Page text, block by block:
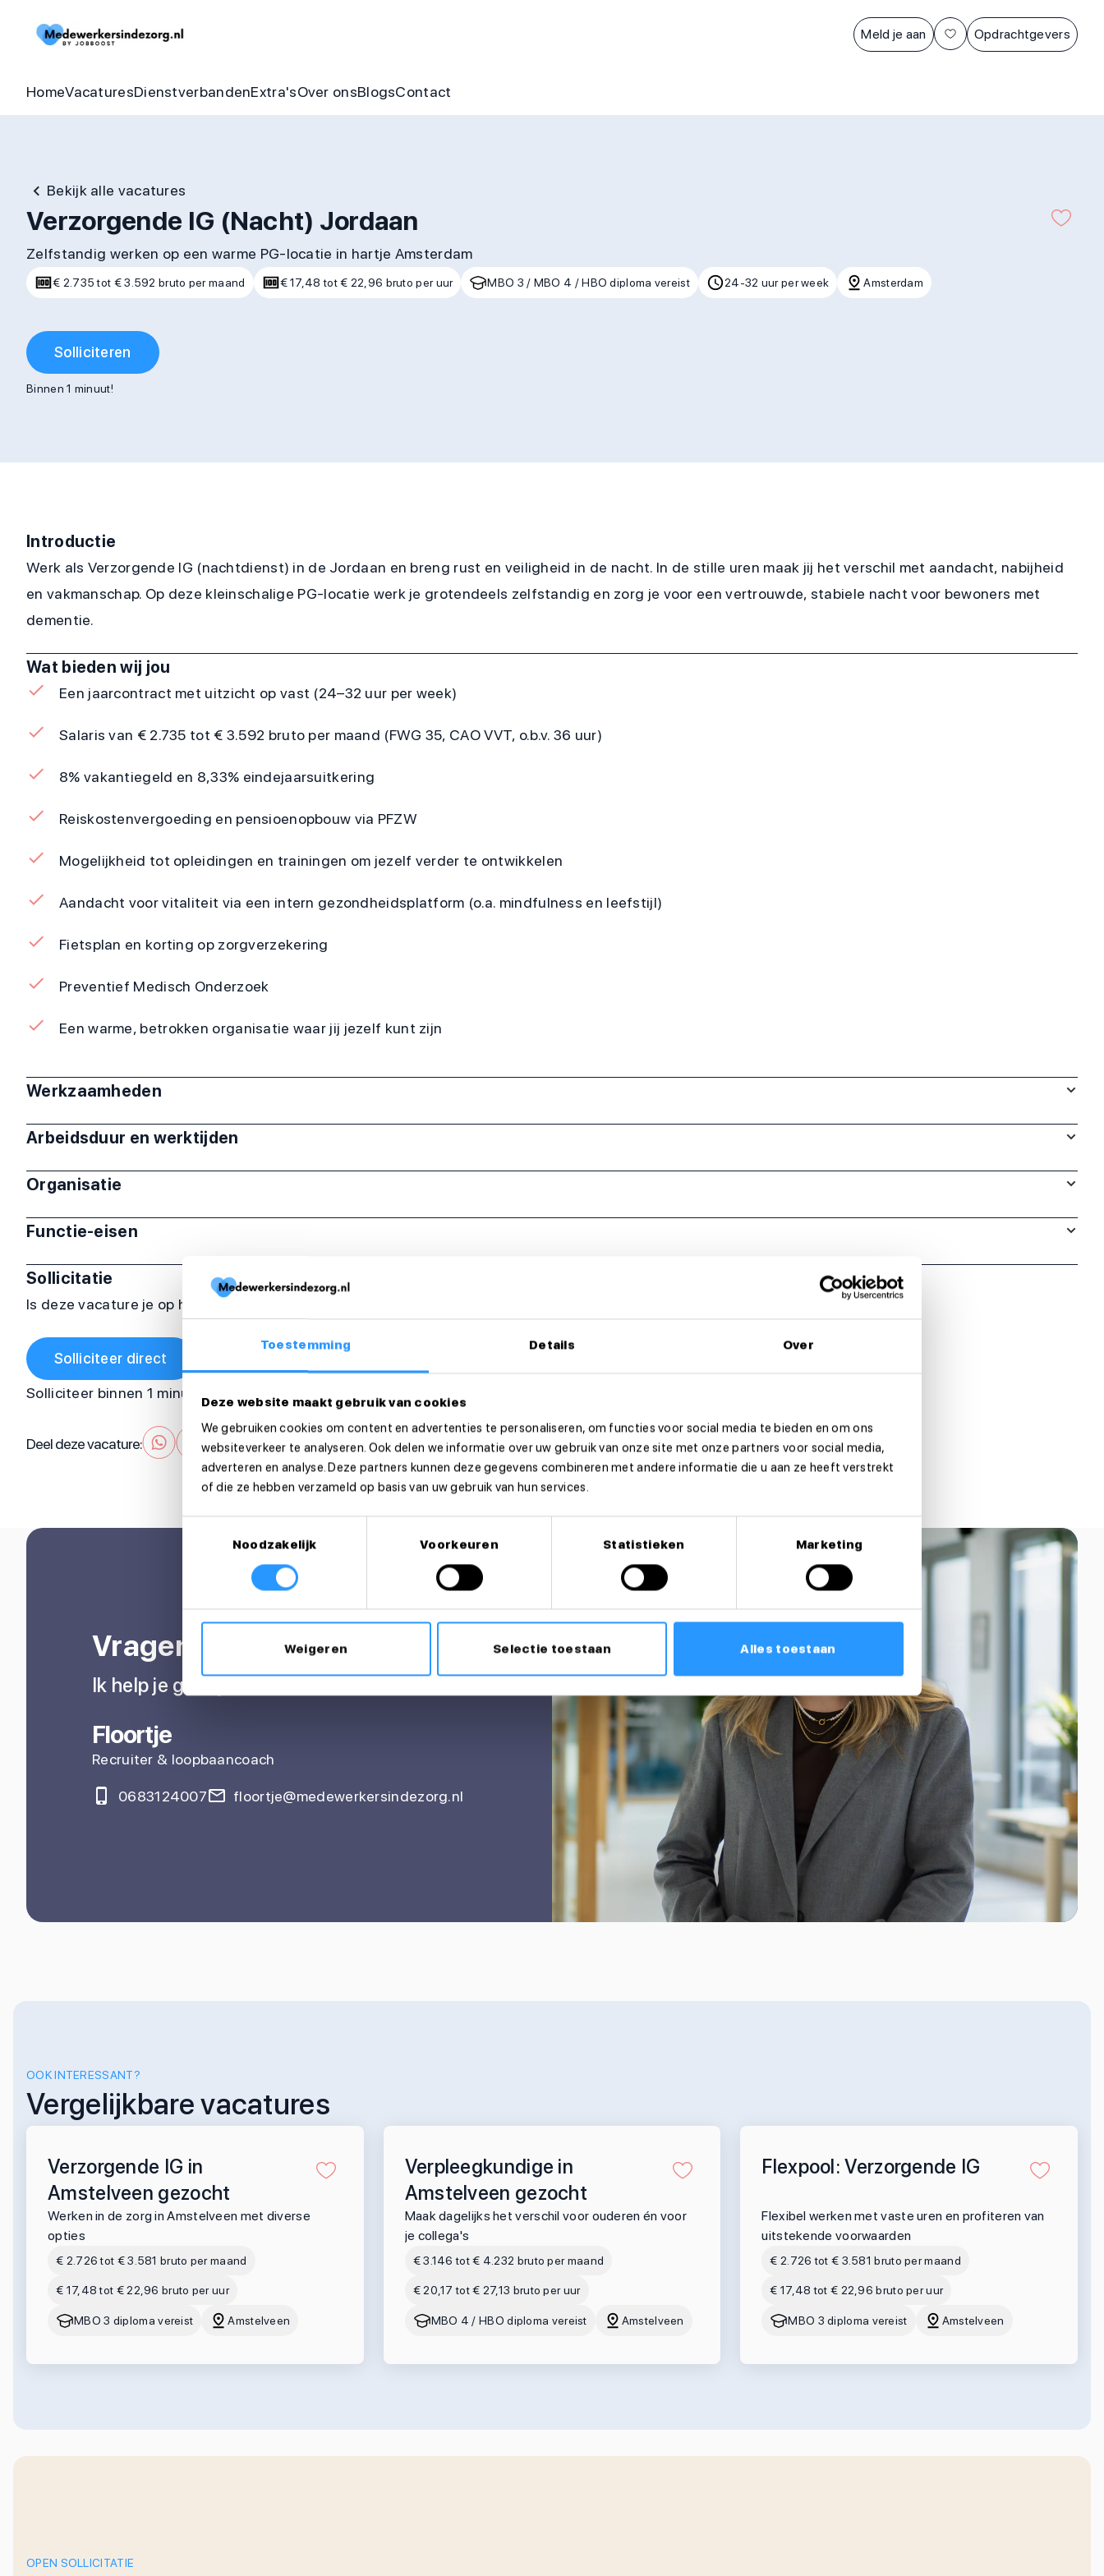
Toestemming Details Over
Deze website maakt gebruik van cookies
We gebruiken cookies om content en advertenties te personaliseren, om functies voor social media te bieden en om ons
websiteverkeer te analyseren. Ook delen we informatie over uw gebruik van onze site met onze partners voor social media,
adverteren en analyse. Deze partners kunnen deze gegevens combineren met andere informatie die u aan ze heeft verstrekt
of die ze hebben verzameld op basis van uw gebruik van hun services.
Toestemmingsselectie
Noodzakelijk
Voorkeuren Statistieken Marketing
Weigeren Selectie toestaan Alles toestaan
Meld je aan Opdrachtgevers
HomeVacatures
Begeleider vacatures
Thuishulp vacatures
Dienstverbanden
Detachering
In dienst zorgorganisatie
Extra's
Aandraagbonus
Over ons
Trainingen & cursussen
BlogsContact
Bekijk alle vacatures
Verzorgende IG (Nacht) Jordaan
Zelfstandig werken op een warme PG-locatie in hartje Amsterdam
€ 2.735 tot € 3.592 bruto per maand € 17,48 tot € 22,96 bruto per uur MBO 3 / MBO 4 / HBO diploma vereist 24-32 uur per week Amsterdam
Solliciteren
Binnen 1 minuut!
Introductie
Werk als Verzorgende IG (nachtdienst) in de Jordaan en breng rust en veiligheid in de nacht. In de stille uren maak jij het verschil met aandacht, nabijheid
en vakmanschap. Op deze kleinschalige PG-locatie werk je grotendeels zelfstandig en zorg je voor een vertrouwde, stabiele nacht voor bewoners met
dementie.
Wat bieden wij jou
Een jaarcontract met uitzicht op vast (24–32 uur per week)
Salaris van € 2.735 tot € 3.592 bruto per maand (FWG 35, CAO VVT, o.b.v. 36 uur)
8% vakantiegeld en 8,33% eindejaarsuitkering
Reiskostenvergoeding en pensioenopbouw via PFZW
Mogelijkheid tot opleidingen en trainingen om jezelf verder te ontwikkelen
Aandacht voor vitaliteit via een intern gezondheidsplatform (o.a. mindfulness en leefstijl)
Fietsplan en korting op zorgverzekering
Preventief Medisch Onderzoek
Een warme, betrokken organisatie waar jij jezelf kunt zijn
Werkzaamheden
Arbeidsduur en werktijden
Organisatie
Functie-eisen
Sollicitatie
Is deze vacature je op het lijf geschreven? Solliciteer dan direct!
Solliciteer direct
Solliciteer binnen 1 minuut
Deel deze vacature:
Vragen over je sollicitatie?
Ik help je graag
Floortje
Recruiter & loopbaancoach
0683124007 floortje@medewerkersindezorg.nl
OOK INTERESSANT?
Vergelijkbare vacatures
Verzorgende IG in
Amstelveen gezocht
Werken in de zorg in Amstelveen met diverse
opties
€ 2.726 tot € 3.581 bruto per maand
€ 17,48 tot € 22,96 bruto per uur
MBO 3 diploma vereist Amstelveen
Verpleegkundige in
Amstelveen gezocht
Maak dagelijks het verschil voor ouderen én voor
je collega's
€ 3.146 tot € 4.232 bruto per maand
€ 20,17 tot € 27,13 bruto per uur
MBO 4 / HBO diploma vereist Amstelveen
Flexpool: Verzorgende IG
Flexibel werken met vaste uren en profiteren van
uitstekende voorwaarden
€ 2.726 tot € 3.581 bruto per maand
€ 17,48 tot € 22,96 bruto per uur
MBO 3 diploma vereist Amstelveen
OPEN SOLLICITATIE